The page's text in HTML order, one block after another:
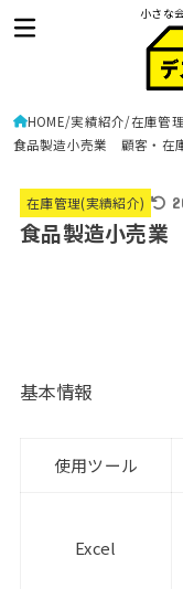
小さな
HOME 実績紹介 在庫管
食品製造小売業 顧客・在
在庫管理(実績紹介)
食品製造小売業
基本情報
使用ツール
Excel